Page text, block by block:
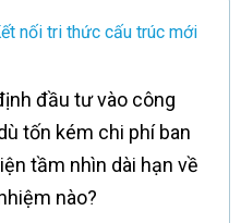
nối tri thức cấu trúc mới
đầu tư vào công
tốn kém chi phí ban
tầm nhìn dài hạn về
nào?